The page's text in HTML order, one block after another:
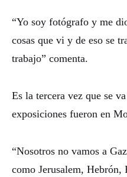
“Yo soy fotógrafo y me
cosas que vi y de eso se
trabajo” comenta.
Es la tercera vez que se
exposiciones fueron en
“Nosotros no vamos a
como Jerusalem,